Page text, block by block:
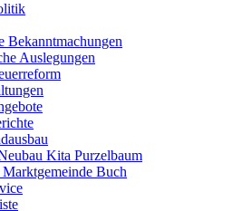
Bekanntmachungen
Auslegungen
Kita Purzelbaum
Buch